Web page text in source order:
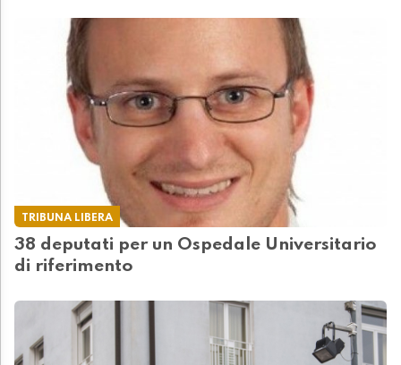
TRIBUNA LIBERA
38 deputati per un Ospedale Universitario
di riferimento